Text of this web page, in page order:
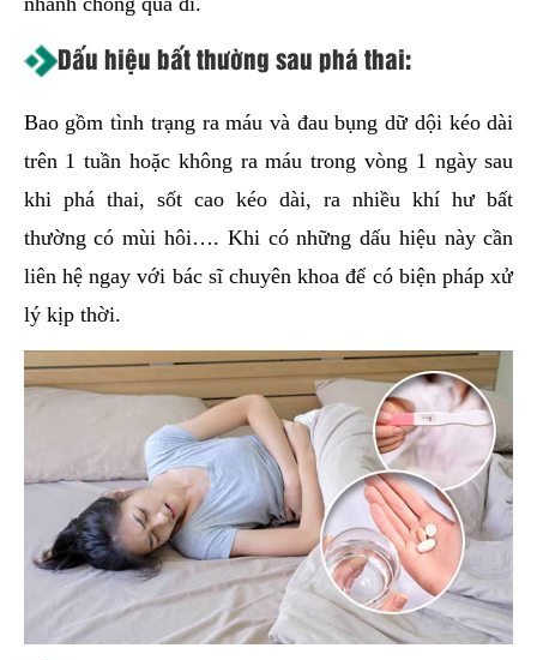
Dấu hiệu bất thường sau phá thai:
Bao gồm tình trạng ra máu và đau bụng dữ dội kéo dài
trên 1 tuần hoặc không ra máu trong vòng 1 ngày sau
khi phá thai, sốt cao kéo dài, ra nhiều khí hư bất
thường có mùi hôi…. Khi có những dấu hiệu này cần
liên hệ ngay với bác sĩ chuyên khoa để có biện pháp xử
lý kịp thời.